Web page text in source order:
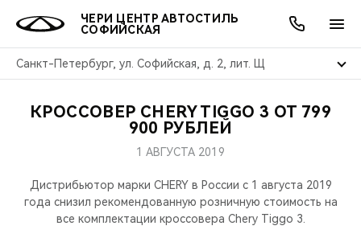
ЧЕРИ ЦЕНТР АВТОСТИЛЬ
СОФИЙСКАЯ
Санкт-Петербург, ул. Софийская, д. 2, лит. Щ
МОДЕЛИ
КРОССОВЕРЫ
ПОКУПАТЕЛЯМ
КРЕДИТ И СТРАХОВАНИЕ
ВЛАДЕЛЬЦАМ
ЗАПЧАСТИ И АКСЕССУАРЫ
МИР CHERY
О БРЕНДЕ
АКЦИИ
ОНЛАЙН СЕРВИСЫ
КРЕДИТ
О КОМПАНИИ
МЫ В СОЦСЕТЯХ
КРОССОВЕР CHERY TIGGO 3 ОТ 799
900 РУБЛЕЙ
1 АВГУСТА 2019
Дистрибьютор марки CHERY в России c 1 августа 2019
года снизил рекомендованную розничную стоимость на
все комплектации кроссовера Chery Tiggo 3.